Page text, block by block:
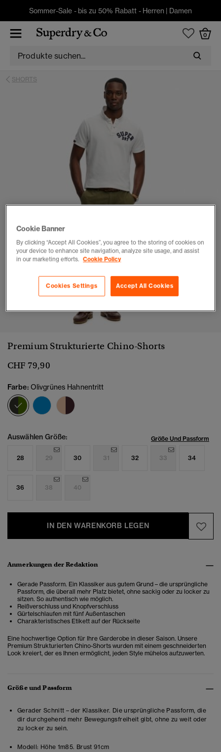
Sommer-Sale - bis zu 50% Rabatt - Herren | Damen
0
SHORTS
Premium Strukturierte Chino-Shorts
CHF 79,90
Farbe: Olivgrünes Hahnentritt
Ausgewählt
Auswählen Größe: Größe Und Passform
28 29 30 31 32 33 34
36 38 40
IN DEN WARENKORB LEGEN
Anmerkungen der Redaktion
Gerade Passform. Ein Klassiker aus gutem Grund – die ursprüngliche
Passform, die überall mehr Platz bietet, ohne sackig oder zu locker zu
sitzen. So authentisch wie möglich.
Reißverschluss und Knopfverschluss
Gürtelschlaufen mit fünf Außentaschen
Charakteristisches Etikett auf der Rückseite
Eine hochwertige Option für Ihre Garderobe in dieser Saison. Unsere
Premium Strukturierten Chino-Shorts wurden mit einem geschneiderten
Look kreiert, der es Ihnen ermöglicht, jeden Style mühelos aufzuwerten.
Größe und Passform
Gerader Schnitt – der Klassiker. Die ursprüngliche Passform, die
dir durchgehend mehr Bewegungsfreiheit gibt, ohne zu weit oder
zu locker zu sein.
Modell: Höhe 1m85. Brust 91cm
Cookie Banner
By clicking “Accept All Cookies”, you agree to the storing of cookies on
your device to enhance site navigation, analyze site usage, and assist
in our marketing efforts. Cookie Policy
Accept All Cookies
Cookies Settings